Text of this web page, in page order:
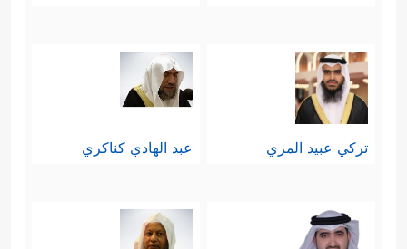
تركي عبيد المري عبد الهادي كناكري